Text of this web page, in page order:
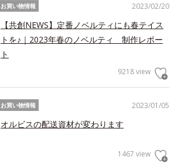
2023/02/20
お買い物情報
【共創NEWS】定番ノベルティにも春テイス
トを♪｜2023年春のノベルティ 制作レポー
ト
9218 view
2023/01/05
お買い物情報
オルビスの配送資材が変わります
1467 view